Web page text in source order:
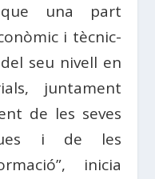
una part
i tècnic-
seu nivell en
juntament
de les seves
i de les
inicia